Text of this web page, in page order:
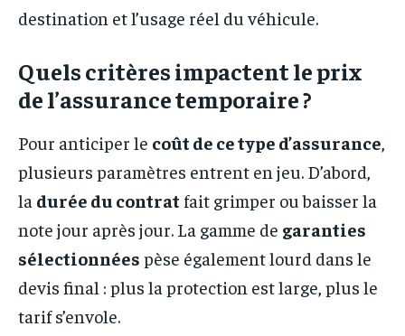
destination et l’usage réel du véhicule.
Quels critères impactent le prix
de l’assurance temporaire ?
Pour anticiper le coût de ce type d’assurance
plusieurs paramètres entrent en jeu. D’abord,
la durée du contrat fait grimper ou baisser la
note jour après jour. La gamme de garanties
sélectionnées pèse également lourd dans le
devis final : plus la protection est large, plus le
tarif s’envole.